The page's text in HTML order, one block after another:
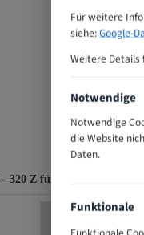
Z für 4115 mm Bi-
Für weitere
siehe:Google-
Weitere Details
Notwendige
Notwendige
die Website
Daten.
Funktionale